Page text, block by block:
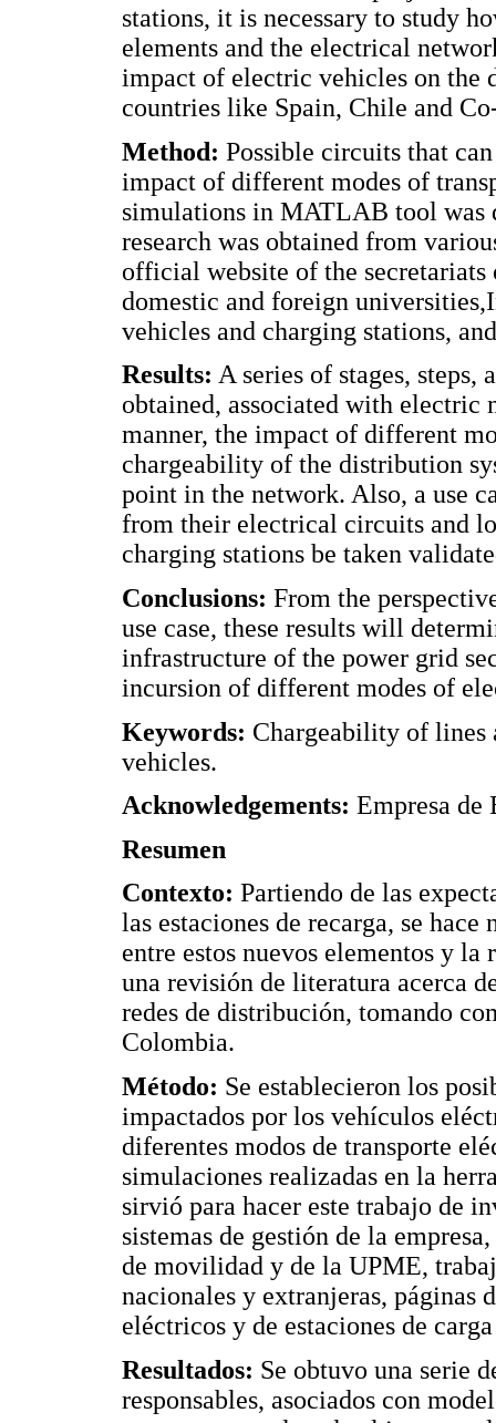
stations, it is necessary to study
elements and the electrical
impact of electric vehicles on the
countries like Spain, Chile and
Method: Possible circuits that
impact of different modes of
simulations in MATLAB tool was
research was obtained from
official website of the
domestic and foreign
vehicles and charging stations,
Results: A series of stages, steps,
obtained, associated with
manner, the impact of different
chargeability of the distribution
point in the network. Also, a use
from their electrical circuits and
charging stations be taken
Conclusions: From the
use case, these results will
infrastructure of the power grid
incursion of different modes of
Keywords: Chargeability of lines
vehicles.
Acknowledgements: Empresa de
Resumen
Contexto: Partiendo de las
las estaciones de recarga, se
entre estos nuevos elementos y
una revisión de literatura acerca
redes de distribución, tomando
Colombia.
Método: Se establecieron los
impactados por los vehículos
diferentes modos de transporte
simulaciones realizadas en la
sirvió para hacer este trabajo de
sistemas de gestión de la
de movilidad y de la UPME,
nacionales y extranjeras, páginas
eléctricos y de estaciones de
Resultados: Se obtuvo una serie
responsables, asociados con